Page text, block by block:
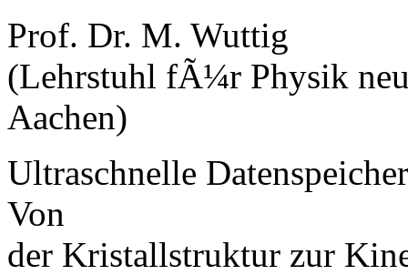
Prof. Dr. M. Wuttig
(Lehrstuhl fÃ¼r Physik
Aachen)
Ultraschnelle
Von
der Kristallstruktur zur